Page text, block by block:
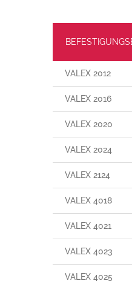
VALEX 2012
VALEX 2016
VALEX 2020
VALEX 2024
VALEX 2124
VALEX 4018
VALEX 4021
VALEX 4023
VALEX 4025